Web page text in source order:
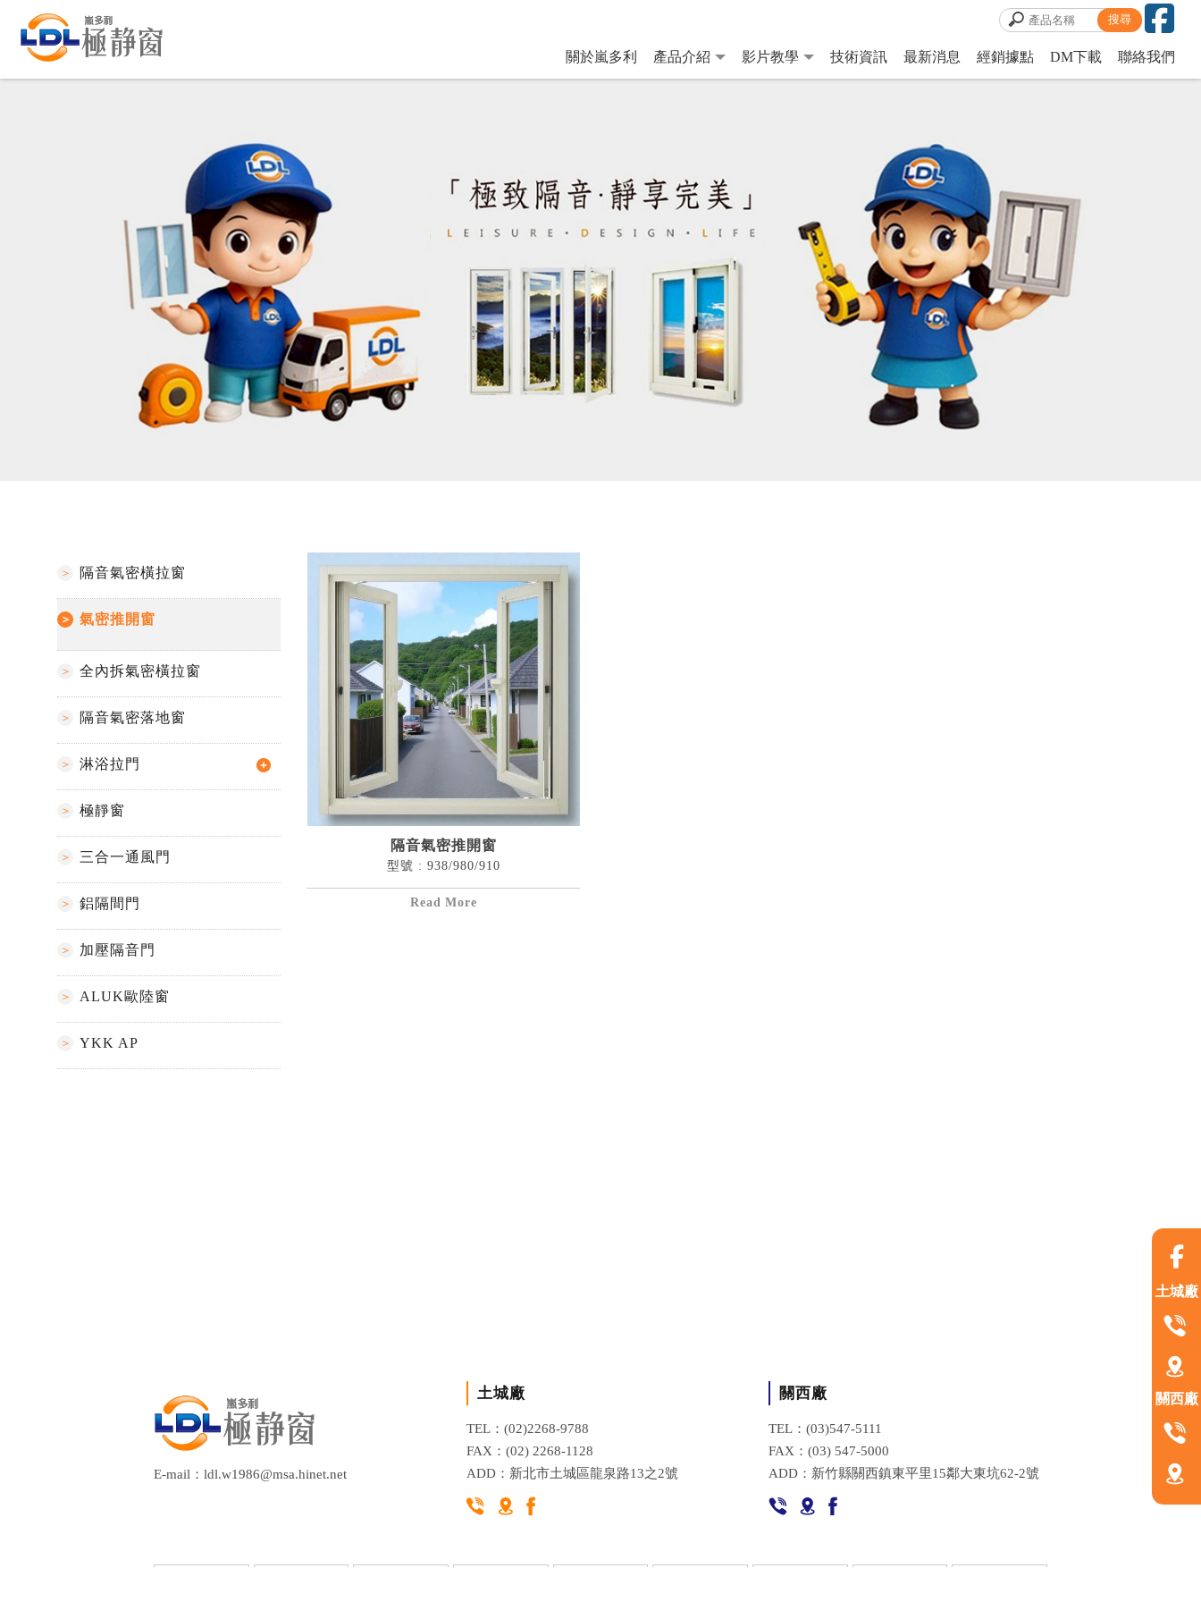
關於嵐多利 產品介紹 影片教學 技術資訊 最新消息 經銷據點 DM下載 聯絡我們
隔音氣密橫拉窗
氣密推開窗
全內拆氣密橫拉窗
隔音氣密落地窗
淋浴拉門
極靜窗
三合一通風門
鋁隔間門
加壓隔音門
ALUK歐陸窗
YKK AP
隔音氣密推開窗
型號 : 938/980/910
詳細資料
E-mail：ldl.w1986@msa.hinet.net
土城廠
TEL：(02)2268-9788
FAX：(02) 2268-1128
ADD：新北市土城區龍泉路13之2號
關西廠
TEL：(03)547-5111
FAX：(03) 547-5000
ADD：新竹縣關西鎮東平里15鄰大東坑62-2號
土城廠
關西廠